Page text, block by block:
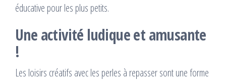
éducative pour les plus petits.
Une activité ludique et amusante
!
Les loisirs créatifs avec les perles à repasser sont une forme